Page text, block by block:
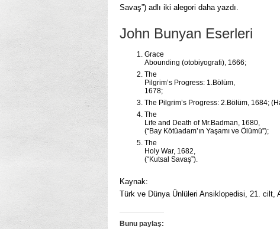
Savaş”) adlı iki alegori daha yazdı.
John Bunyan Eserleri
Grace
Abounding (otobiyografi), 1666;
The
Pilgrim’s Progress: 1.Bölüm,
1678;
The Pilgrim’s Progress: 2.Bölüm, 1684;
The
Life and Death of Mr.Badman, 1680,
(“Bay Kötüadam’ın Yaşamı ve Ölümü”);
The
Holy War, 1682,
(“Kutsal Savaş”).
Kaynak:
Türk ve Dünya Ünlüleri Ansiklopedisi, 21. cilt,
Bunu paylaş: